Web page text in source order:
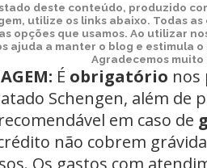
deste conteúdo, produzido
utilize os links abaixo. Todas
opções que usamos. Ao utilizar
ajuda a manter o blog e estimula
Agradecemos muito
É obrigatório nos
Schengen, além de
em caso de
não cobrem